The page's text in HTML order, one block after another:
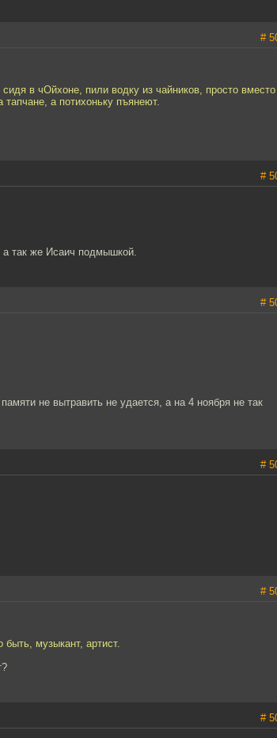
#
в чОйхоне, пили водку из чайников, просто вместо
а потихоньку пъянеют.
#
так же Исаич подмышкой.
#
не вытравить не удается, а на 4 ноября не так
#
#
музыкант, артист.
#